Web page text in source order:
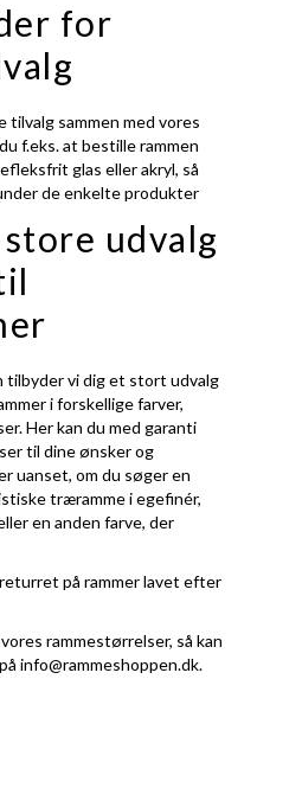
for
tilvalg sammen med vores
f.eks. at bestille rammen
glas eller akryl, så
de enkelte produkter
udvalg
tilbyder vi dig et stort udvalg
i forskellige farver,
Her kan du med garanti
til dine ønsker og
uanset, om du søger en
træramme i egefinér,
en anden farve, der
på rammer lavet efter
rammestørrelser, så kan
info@rammeshoppen.dk.